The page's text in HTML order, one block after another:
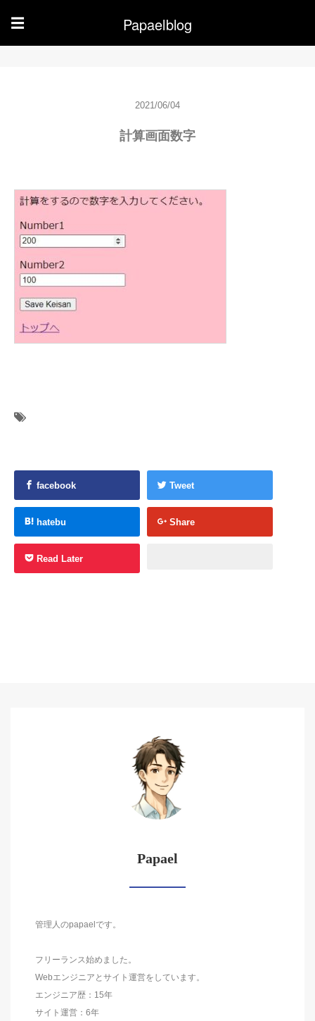
☰ Papaelblog
2021/06/04
計算画面数字
facebook Tweet
hatebu Share
Read Later
Papael
管理人のpapaelです。
フリーランス始めました。
Webエンジニアとサイト運営をしています。
エンジニア歴：15年
サイト運営：6年